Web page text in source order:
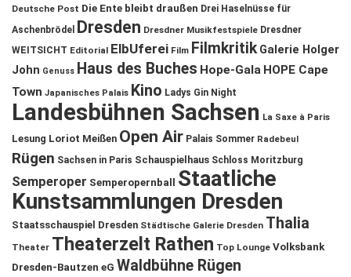
Deutsche Post Die Ente bleibt draußen Drei Haselnüsse für
Aschenbrödel
Dresden Dresdner Musikfestspiele Dresdner
WEITSICHT Editorial ElbUferei Film Filmkritik Galerie Holger
John Genuss Haus des Buches Hope-Gala HOPE Cape
Town Japanisches Palais Kino Ladys Gin Night
Landesbühnen Sachsen La Saxe à Paris
Lesung Loriot Meißen Open Air Palais Sommer Radebeul
Rügen Sachsen in Paris Schauspielhaus Schloss Moritzburg
Semperoper Semperopernball
Staatliche
Kunstsammlungen Dresden
Staatsschauspiel Dresden Städtische Galerie Dresden Thalia
Theater Theaterzelt Rathen Top Lounge Volksbank
Dresden-Bautzen eG Waldbühne Rügen